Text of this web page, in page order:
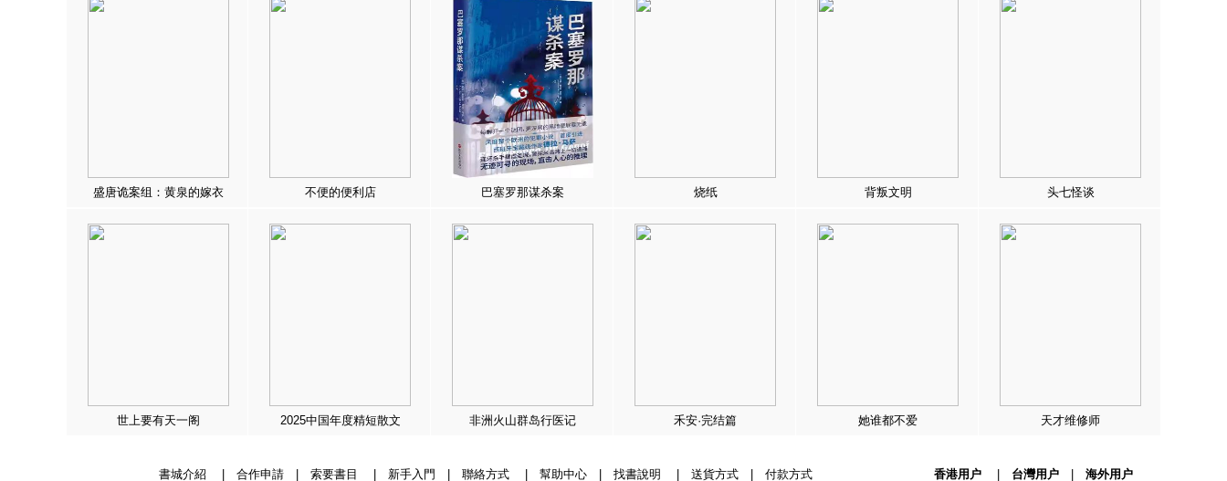
盛唐诡案组：黄泉的嫁衣 不便的便利店 巴塞罗那谋杀案 烧纸 背叛文明 头七怪谈
世上要有天一阁 2025中国年度精短散文 非洲火山群岛行医记 禾安·完结篇 她谁都不爱 天才维修师
書城介紹 合作申請| 索要書目 新手入門 聯絡方式| 幫助中心| 找書說明 送貨方式| 付款方式 香港用户| 台灣用户| 海外用户